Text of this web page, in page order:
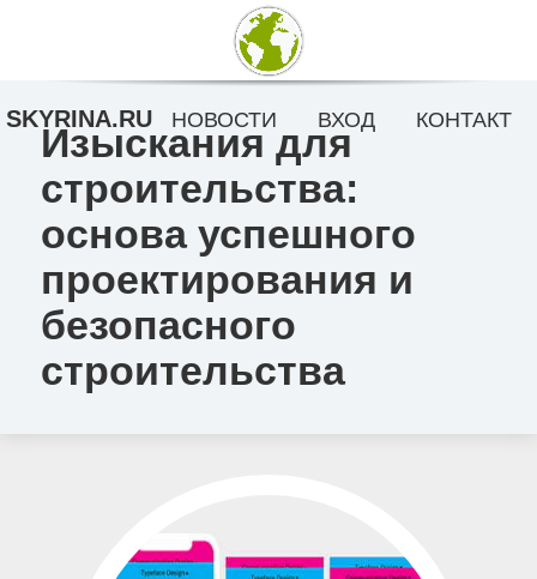
Изыскания для
строительства:
основа успешного
проектирования и
безопасного
строительства
SKYRINA.RU НОВОСТИ ВХОД КОНТАКТ